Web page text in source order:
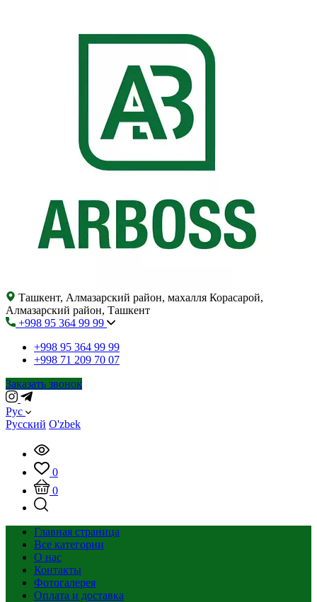
Ташкент, Алмазарский район, махалля Корасарой,
Алмазарский район, Ташкент
+998 95 364 99 99
+998 95 364 99 99
+998 71 209 70 07
Заказать звонок
Рус
Русский O'zbek
0
0
Главная страница
Все категории
О нас
Контакты
Фотогалерея
Оплата и доставка